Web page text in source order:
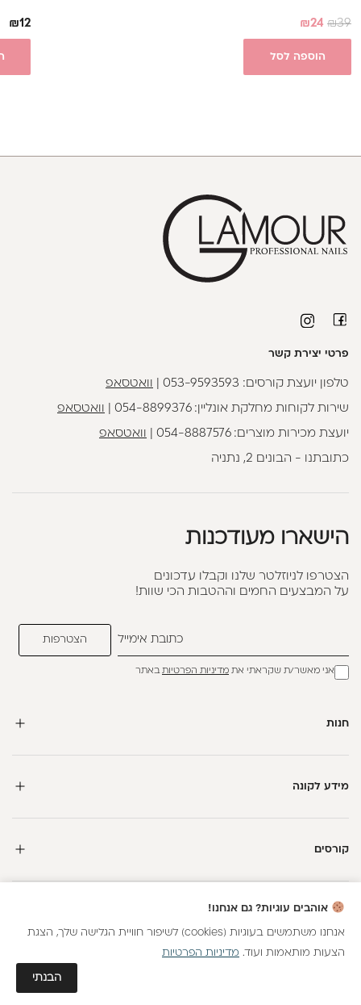
₪39
₪24
הוספה לסל
₪12
פרטי יצירת קשר
טלפון יועצת קורסים: 053-9593593 וואטסאפ
שירות לקוחות מחלקת אונליין:054-8899376 וואטסאפ
יועצת מכירות מוצרים:054-8887576 וואטסאפ
כתובתנו - הבונים 2, נתניה
הישארו מעודכנות
הצטרפו לניוזלטר שלנו וקבלו עדכונים
על המבצעים החמים וההטבות הכי שוות!
אני מאשר/ת שקראתי את מדיניות הפרטיותבאתר
חנות
מידע לקונה
קורסים
כל הזכויות שמורות
אוהבים עוגיות? גם אנחנו!
אנחנו משתמשים בעוגיות (cookies) לשיפור חוויית הגלישה שלך, הצגת
הצעות מותאמות ועוד. מדיניות הפרטיות
הבנתי